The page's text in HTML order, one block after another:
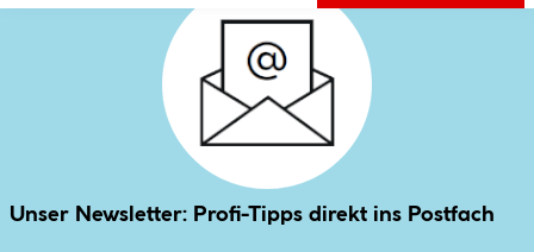
Unser Newsletter: Profi-Tipps direkt ins Postfach